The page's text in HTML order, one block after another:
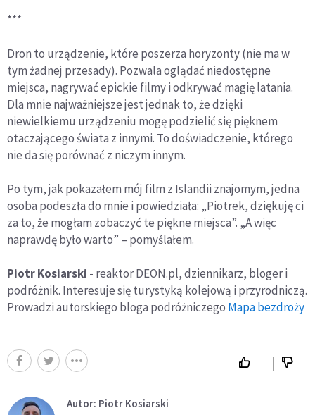
***
Dron to urządzenie, które poszerza horyzonty (nie ma w
tym żadnej przesady). Pozwala oglądać niedostępne
miejsca, nagrywać epickie filmy i odkrywać magię latania.
Dla mnie najważniejsze jest jednak to, że dzięki
niewielkiemu urządzeniu mogę podzielić się pięknem
otaczającego świata z innymi. To doświadczenie, którego
nie da się porównać z niczym innym.
Po tym, jak pokazałem mój film z Islandii znajomym, jedna
osoba podeszła do mnie i powiedziała: „Piotrek, dziękuję ci
za to, że mogłam zobaczyć te piękne miejsca”. „A więc
naprawdę było warto” – pomyślałem.
Piotr Kosiarski - reaktor DEON.pl, dziennikarz, bloger i
podróżnik. Interesuje się turystyką kolejową i przyrodniczą.
Prowadzi autorskiego bloga podróżniczego Mapa bezdroży
Autor: Piotr Kosiarski